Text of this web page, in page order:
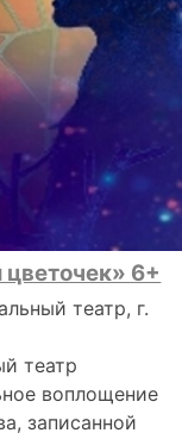
6+
театр, г.
театр
воплощение
записанной